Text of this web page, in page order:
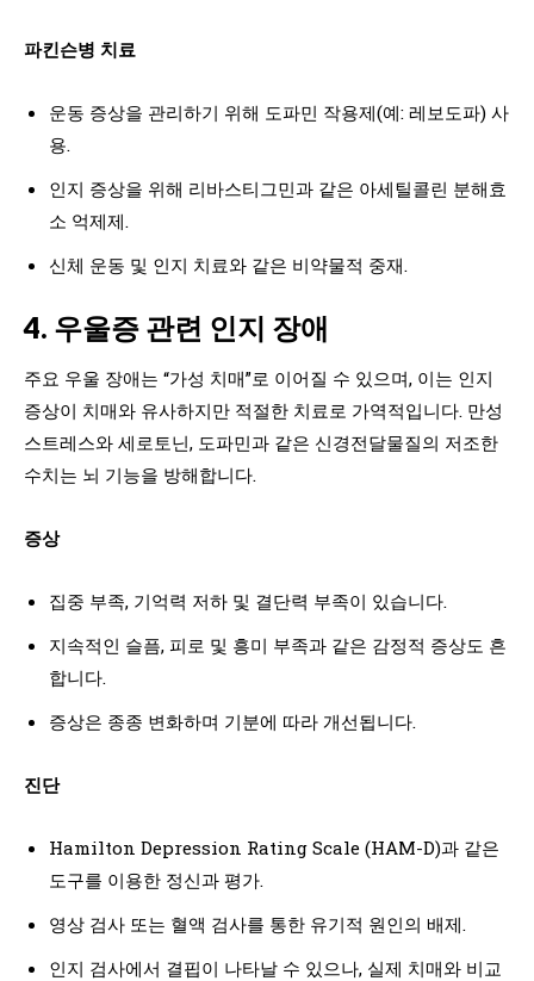
파킨슨병 치료
운동 증상을 관리하기 위해 도파민 작용제(예: 레보도파) 사
용.
인지 증상을 위해 리바스티그민과 같은 아세틸콜린 분해효
소 억제제.
신체 운동 및 인지 치료와 같은 비약물적 중재.
4. 우울증 관련 인지 장애
주요 우울 장애는 “가성 치매”로 이어질 수 있으며, 이는 인지
증상이 치매와 유사하지만 적절한 치료로 가역적입니다. 만성
스트레스와 세로토닌, 도파민과 같은 신경전달물질의 저조한
수치는 뇌 기능을 방해합니다.
증상
집중 부족, 기억력 저하 및 결단력 부족이 있습니다.
지속적인 슬픔, 피로 및 흥미 부족과 같은 감정적 증상도 흔
합니다.
증상은 종종 변화하며 기분에 따라 개선됩니다.
진단
Hamilton Depression Rating Scale (HAM-D)과 같은
도구를 이용한 정신과 평가.
영상 검사 또는 혈액 검사를 통한 유기적 원인의 배제.
인지 검사에서 결핍이 나타날 수 있으나, 실제 치매와 비교